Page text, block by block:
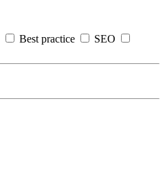
Best practice
SEO